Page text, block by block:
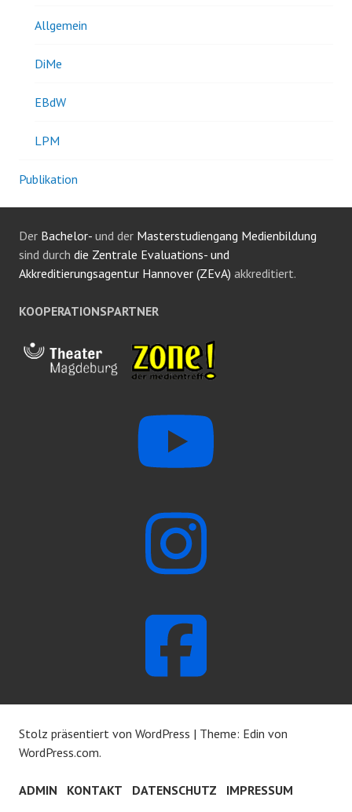
Allgemein
DiMe
EBdW
LPM
Publikation
Der Bachelor- und der Masterstudiengang Medienbildung
sind durch die Zentrale Evaluations- und
Akkreditierungsagentur Hannover (ZEvA) akkreditiert.
KOOPERATIONSPARTNER
Stolz präsentiert von WordPress | Theme: Edin von
WordPress.com.
ADMIN KONTAKT DATENSCHUTZ IMPRESSUM